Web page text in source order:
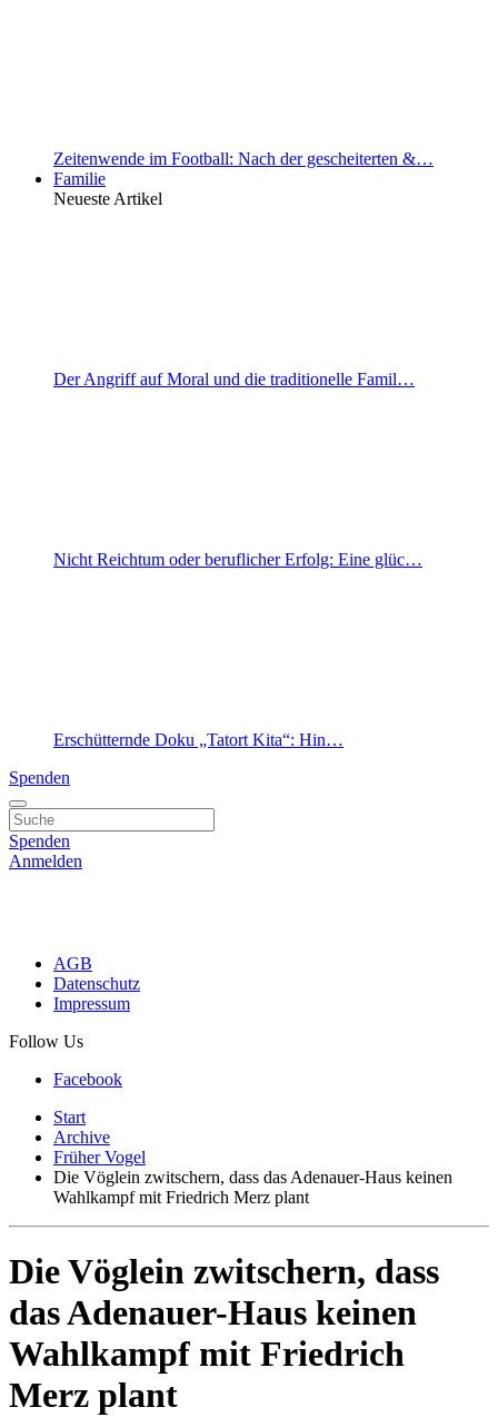
Zeitenwende im Football: Nach der gescheiterten &…
Familie
Neueste Artikel
Der Angriff auf Moral und die traditionelle Famil…
Nicht Reichtum oder beruflicher Erfolg: Eine glüc…
Erschütternde Doku „Tatort Kita“: Hin…
Spenden
Spenden
Anmelden
AGB
Datenschutz
Impressum
Follow Us
Facebook
Start
Archive
Früher Vogel
Die Vöglein zwitschern, dass das Adenauer-Haus keinen
Wahlkampf mit Friedrich Merz plant
Die Vöglein zwitschern, dass
das Adenauer-Haus keinen
Wahlkampf mit Friedrich
Merz plant